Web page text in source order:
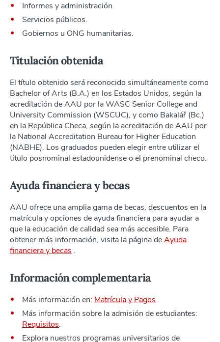
Informes y administración.
Servicios públicos.
Gobiernos u ONG humanitarias.
Titulación obtenida
El título obtenido será reconocido simultáneamente como
Bachelor of Arts (B.A.) en los Estados Unidos, según la
acreditación de AAU por la WASC Senior College and
University Commission (WSCUC), y como Bakalář (Bc.)
en la República Checa, según la acreditación de AAU por
la National Accreditation Bureau for Higher Education
(NABHE). Los graduados pueden elegir entre utilizar el
título posnominal estadounidense o el prenominal checo.
Ayuda financiera y becas
AAU ofrece una amplia gama de becas, descuentos en la
matrícula y opciones de ayuda financiera para ayudar a
que la educación de calidad sea más accesible. Para
obtener más información, visita la página deAyuda
financiera y becas .
Información complementaria
Más información en: Matrícula y Pagos.
Más información sobre la admisión de estudiantes:
Requisitos.
Explora nuestros programas universitarios de